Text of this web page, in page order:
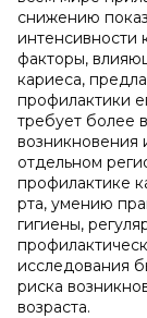
снижению
интенсивности
факторы,
кариеса,
профилактики
требует более
возникновения
отдельном
профилактике
рта, умению
гигиены,
исследования
риска
возраста.